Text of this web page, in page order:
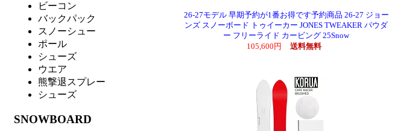
ビーコン
バックパック
スノーシュー
ポール
シューズ
ウエア
熊撃退スプレー
シューズ
SNOWBOARD
26-27モデル 早期予約が1番お得です予約商品 26-27 ジョー
ンズ スノーボード トゥイーカー JONES TWEAKER パウダ
ー フリーライド カービング 25Snow
105,600円
送料無料